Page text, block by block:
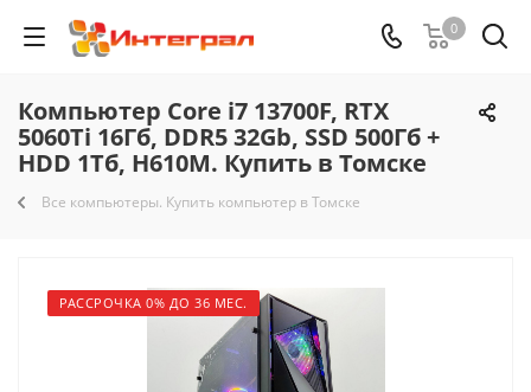
0
Компьютер Core i7 13700F, RTX
5060Ti 16Гб, DDR5 32Gb, SSD 500Гб +
HDD 1Тб, H610M. Купить в Томске
Все компьютеры. Купить компьютер в Томске
РАССРОЧКА 0% ДО 36 МЕС.